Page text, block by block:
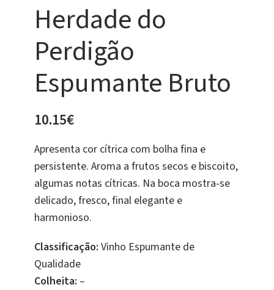
Herdade do
Perdigão
Espumante Bruto
10.15€
Apresenta cor cítrica com bolha fina e
persistente. Aroma a frutos secos e biscoito,
algumas notas cítricas. Na boca mostra-se
delicado, fresco, final elegante e
harmonioso.
Classificação: Vinho Espumante de
Qualidade
Colheita: –